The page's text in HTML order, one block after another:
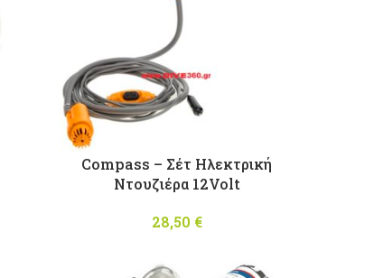
Compass – Σέτ Ηλεκτρική
Ντουζιέρα 12Volt
28,50 €